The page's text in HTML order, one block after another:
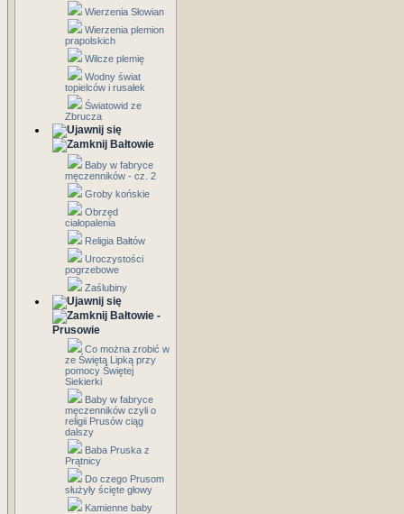
Wierzenia Słowian
Wierzenia plemion
prapolskich
Wilcze plemię
Wodny świat
topielców i rusałek
Światowid ze
Zbrucza
Bałtowie
Baby w fabryce
męczenników - cz. 2
Groby końskie
Obrzęd
ciałopalenia
Religia Bałtów
Uroczystości
pogrzebowe
Zaślubiny
Bałtowie -
Prusowie
Co można zrobić w
ze Świętą Lipką przy
pomocy Świętej
Siekierki
Baby w fabryce
męczenników czyli o
religii Prusów ciąg
dalszy
Baba Pruska z
Prątnicy
Do czego Prusom
służyły ścięte głowy
Kamienne baby